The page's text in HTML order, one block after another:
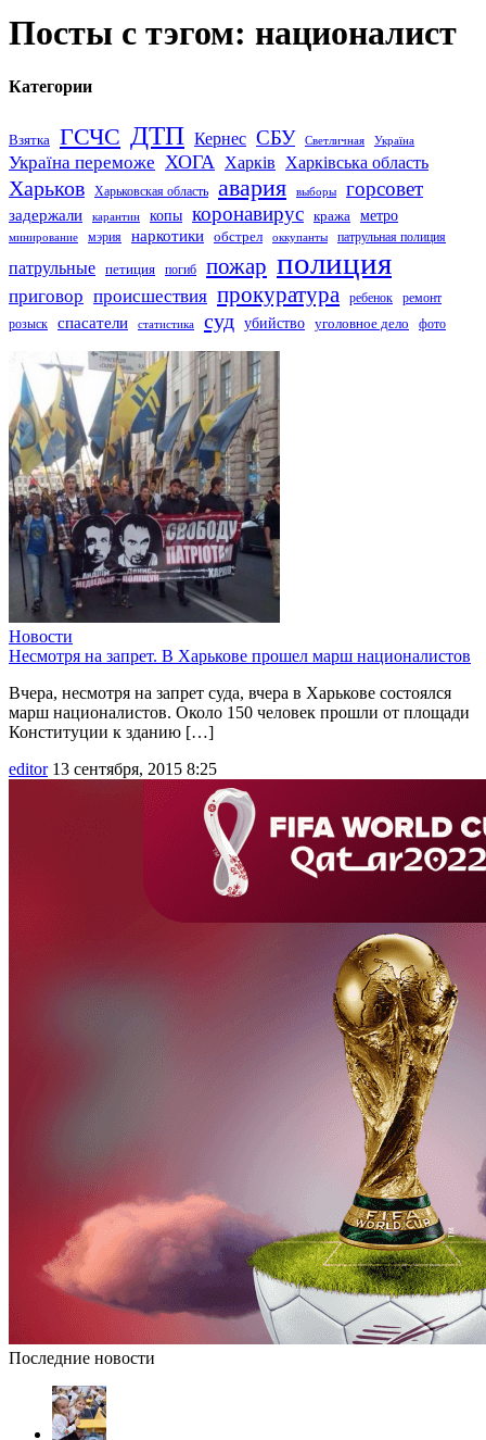
Посты с тэгом: националист
Категории
Взятка ГСЧС ДТП Кернес СБУ Светличная Україна
Україна переможе ХОГА Харків Харківська область
Харьков Харьковская область авария выборы горсовет
задержали карантин копы коронавирус кража метро
минирование мэрия наркотики обстрел оккупанты патрульная полиция
патрульные петиция погиб пожар полиция
приговор происшествия прокуратура ребенок
ремонт
розыск
спасатели статистика суд убийство уголовное дело фото
Новости
Несмотря на запрет. В Харькове прошел марш националистов
Вчера, несмотря на запрет суда, вчера в Харькове состоялся
марш националистов. Около 150 человек прошли от площади
Конституции к зданию […]
editor 13 сентября, 2015 8:25
Последние новости